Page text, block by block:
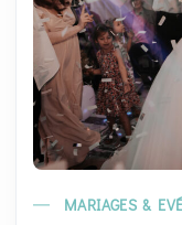
MARIAGES &